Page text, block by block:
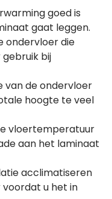
goed is
gaat leggen.
ondervloer die
bij
van de ondervloer
hoogte te veel
vloertemperatuur
aan het laminaat
acclimatiseren
u het in